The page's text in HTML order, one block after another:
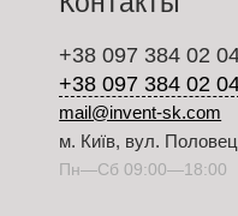
+38 097 384 02
+38 097 384 02
mail@invent-sk.com
м. Київ, вул.
Пн—Сб 09:00—18:00